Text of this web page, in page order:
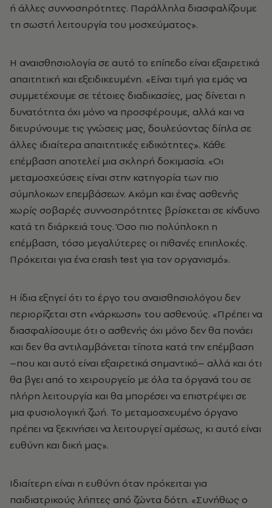
ή άλλες συννοσηρότητες. Παράλληλα διασφαλίζουμε
τη σωστή λειτουργία του μοσχεύματος».
Η αναισθησιολογία σε αυτό το επίπεδο είναι εξαιρετικά
απαιτητική και εξειδικευμένη. «Είναι τιμή για εμάς να
συμμετέχουμε σε τέτοιες διαδικασίες, μας δίνεται η
δυνατότητα όχι μόνο να προσφέρουμε, αλλά και να
διευρύνουμε τις γνώσεις μας, δουλεύοντας δίπλα σε
άλλες ιδιαίτερα απαιτητικές ειδικότητες». Κάθε
επέμβαση αποτελεί μια σκληρή δοκιμασία. «Οι
μεταμοσχεύσεις είναι στην κατηγορία των πιο
σύμπλοκων επεμβάσεων. Ακόμη και ένας ασθενής
χωρίς σοβαρές συννοσηρότητες βρίσκεται σε κίνδυνο
κατά τη διάρκειά τους. Όσο πιο πολύπλοκη η
επέμβαση, τόσο μεγαλύτερες οι πιθανές επιπλοκές.
Πρόκειται για ένα crash test για τον οργανισμό».
Η ίδια εξηγεί ότι το έργο του αναισθησιολόγου δεν
περιορίζεται στη «νάρκωση» του ασθενούς. «Πρέπει να
διασφαλίσουμε ότι ο ασθενής όχι μόνο δεν θα πονάει
και δεν θα αντιλαμβάνεται τίποτα κατά την επέμβαση
–που και αυτό είναι εξαιρετικά σημαντικό– αλλά και ότι
θα βγει από το χειρουργείο με όλα τα όργανά του σε
πλήρη λειτουργία και θα μπορέσει να επιστρέψει σε
μια φυσιολογική ζωή. Το μεταμοσχευμένο όργανο
πρέπει να ξεκινήσει να λειτουργεί αμέσως, κι αυτό είναι
ευθύνη και δική μας».
Ιδιαίτερη είναι η ευθύνη όταν πρόκειται για
παιδιατρικούς λήπτες από ζώντα δότη. «Συνήθως ο